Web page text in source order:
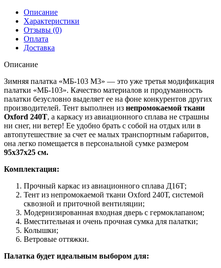
Описание
Характеристики
Отзывы (0)
Оплата
Доставка
Описание
Зимняя палатка «МБ-103 М3» — это уже третья модификация
палатки «МБ-103». Качество материалов и продуманность
палатки безусловно выделяет ее на фоне конкурентов других
производителей. Тент выполнен из непромокаемой ткани
Oxford 240Т, а каркасу из авиационного сплава не страшны
ни снег, ни ветер! Ее удобно брать с собой на отдых или в
автопутешествие за счет ее малых транспортным габаритов,
она легко помещается в персональной сумке размером
95х37х25 см.
Комплектация:
Прочный каркас из авиационного сплава Д16Т;
Тент из непромокаемой ткани Oxford 240Т, системой
сквозной и приточной вентиляции;
Модернизированная входная дверь с гермоклапаном;
Вместительная и очень прочная сумка для палатки;
Колышки;
Ветровые оттяжки.
Палатка будет идеальным выбором для: